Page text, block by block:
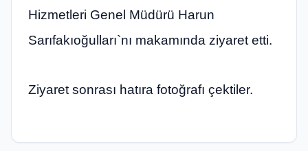
Hizmetleri Genel Müdürü Harun
Sarıfakıoğulları`nı makamında ziyaret etti.
Ziyaret sonrası hatıra fotoğrafı çektiler.